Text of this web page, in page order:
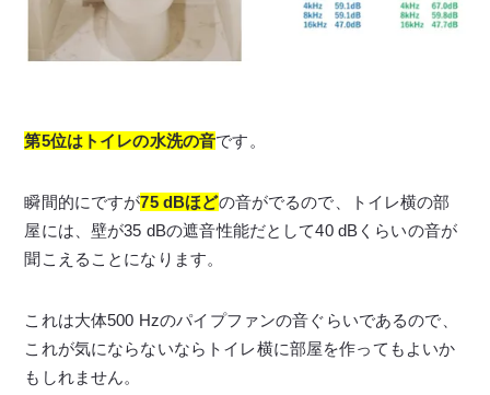
第5位はトイレの水洗の音です。
瞬間的にですが75 dBほどの音がでるので、トイレ横の部
屋には、壁が35 dBの遮音性能だとして40 dBくらいの音が
聞こえることになります。
これは大体500 Hzのパイプファンの音ぐらいであるので、
これが気にならないならトイレ横に部屋を作ってもよいか
もしれません。